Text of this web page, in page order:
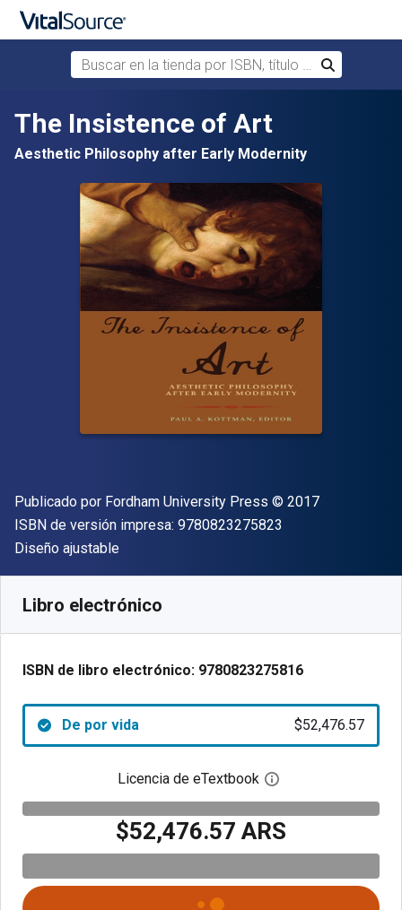
Saltar al contenido principal
Buscar en la tienda por ISBN, título o autor
Buscar
The Insistence of Art
Aesthetic Philosophy after Early Modernity
Editor
Publicado por Fordham University Press Copyright
© 2017
ISBN de versión impresa: 9780823275823
Formato
Diseño ajustable
Libro electrónico
ISBN de libro electrónico: 9780823275816
De por vida $52,476.57
Licencia de eTextbook Abre el cuadro de
$52,476.57 ARS